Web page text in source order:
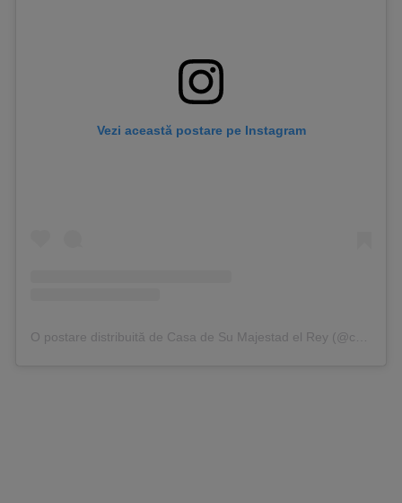
Vezi această postare pe Instagram